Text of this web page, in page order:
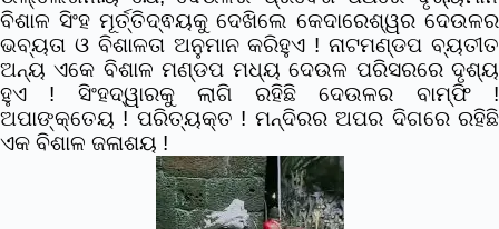
ବିଶାଳ ସିଂହ ମୂର୍ତ୍ତିଦ୍ଵୟକୁ ଦେଖିଲେ କେଦାରେଶ୍ୱର ଦେଉଳର
ଭବ୍ୟତା ଓ ବିଶାଳତା ଅନୁମାନ କରିହୁଏ ! ନାଟମଣ୍ଡପ ବ୍ୟତୀତ
ଅନ୍ୟ ଏକେ ବିଶାଳ ମଣ୍ଡପ ମଧ୍ୟ ଦେଉଳ ପରିସରରେ ଦୃଶ୍ୟ
ହୁଏ ! ସିଂହଦ୍ୱାରକୁ ଲାଗି ରହିଛି ଦେଉଳର ବାମ୍ଫି !
ଅପାଙ୍କ୍ତେୟ ! ପରିତ୍ୟକ୍ତ ! ମନ୍ଦିରର ଅପର ଦିଗରେ ରହିଛି
ଏକ ବିଶାଳ ଜଳାଶୟ !